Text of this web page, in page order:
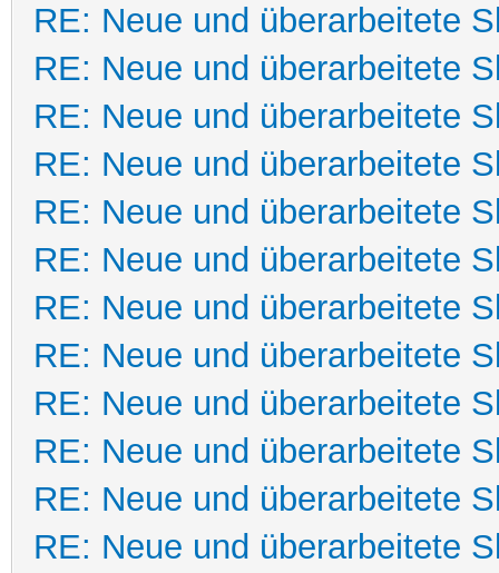
RE: Neue und überarbeitete
RE: Neue und überarbeitete
RE: Neue und überarbeitete
RE: Neue und überarbeitete
RE: Neue und überarbeitete
RE: Neue und überarbeitete
RE: Neue und überarbeitete
RE: Neue und überarbeitete
RE: Neue und überarbeitete
RE: Neue und überarbeitete
RE: Neue und überarbeitete
RE: Neue und überarbeitete